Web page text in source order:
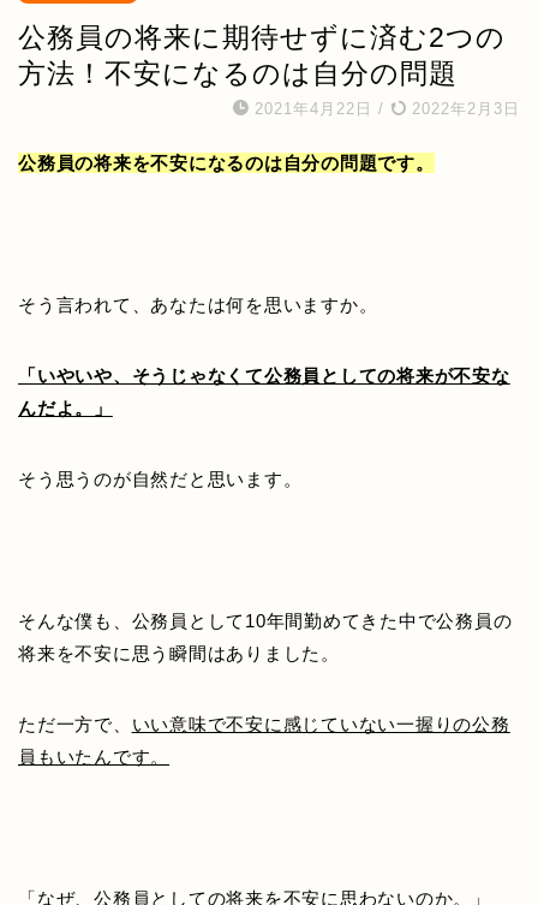
公務員の将来に期待せずに済む2つの
方法！不安になるのは自分の問題
2021年4月22日 / 2022年2月3日
公務員の将来を不安になるのは自分の問題です。
そう言われて、あなたは何を思いますか。
「いやいや、そうじゃなくて公務員としての将来が不安な
んだよ。」
そう思うのが自然だと思います。
そんな僕も、公務員として10年間勤めてきた中で公務員の
将来を不安に思う瞬間はありました。
ただ一方で、 いい意味で不安に感じていない一握りの公務
員もいたんです。
「なぜ、公務員としての将来を不安に思わないのか。」